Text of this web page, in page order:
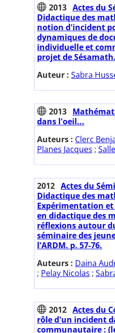
2013 Actes du
Didactique des
notion d'incident
dynamiques de
individuelle et
projet de
Auteur : Sabra
2013
dans l'oeil...
Auteurs : Clerc
Planes Jacques ;
2012 Actes du
Didactique des
Expérimentation
en didactique des
réflexions autour
séminaire des
l'ARDM. p. 57-76.
Auteurs : Daina
; Pelay Nicolas ;
2012 Actes du
rôle d'un incident
communautaire :